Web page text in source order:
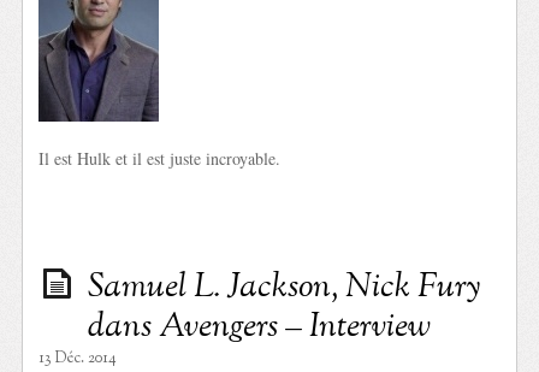
Il est Hulk et il est juste incroyable.
Samuel L. Jackson, Nick Fury
dans Avengers – Interview
13 Déc. 2014